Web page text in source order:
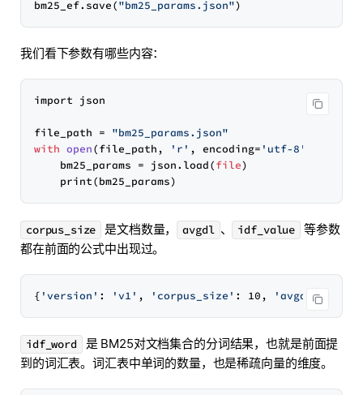
bm25_ef.save("bm25_params.json"
我们看下参数有哪些内容：
import json
file_path = "bm25_params.json"
with open(file_path, 'r' , encoding= 'utf-8'
    bm25_params
= json.load(file)
corpus_size 是文档数量， avgdl 、 idf_value
等参数
都在前面的公式中出现过。
{ 'version' : 'v1' , 'corpus_size' : 10, 'avgdl':
idf_word
是 BM25对文档集合的分词结果，也就是前面提
到的词汇表。词汇表中单词的数量，也是稀疏向量的维度。